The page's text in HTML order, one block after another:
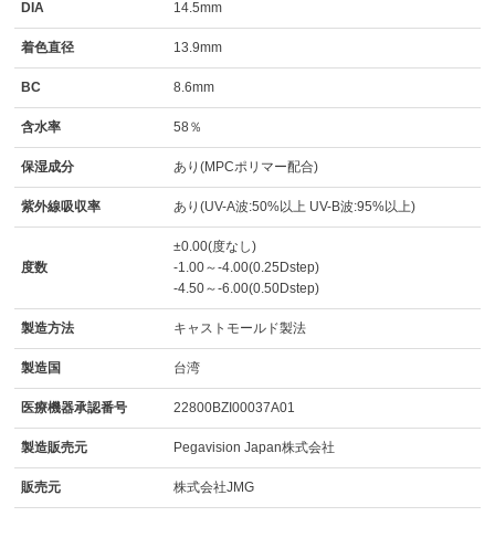
DIA 14.5mm
着色直径 13.9mm
BC 8.6mm
含水率 58％
保湿成分 あり(MPCポリマー配合)
紫外線吸収率 あり(UV-A波:50%以上 UV-B波:95%以上)
度数
±0.00(度なし)
-1.00～-4.00(0.25Dstep)
-4.50～-6.00(0.50Dstep)
製造方法 キャストモールド製法
製造国 台湾
医療機器承認番号 22800BZI00037A01
製造販売元 Pegavision Japan株式会社
販売元 株式会社JMG